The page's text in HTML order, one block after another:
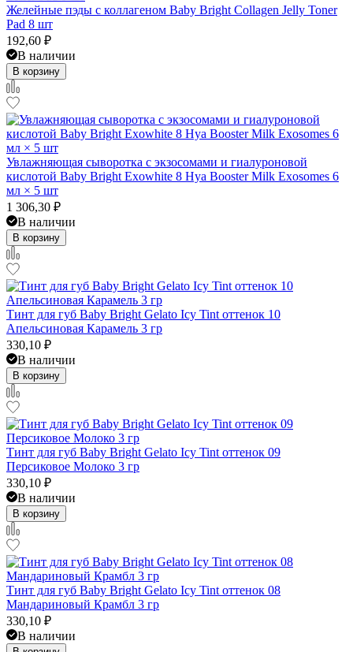
Желейные пэды с коллагеном Baby Bright Collagen Jelly Toner
Pad 8 шт
192,60 ₽
В наличии
В корзину
Увлажняющая сыворотка с экзосомами и гиалуроновой
кислотой Baby Bright Exowhite 8 Hya Booster Milk Exosomes 6
мл × 5 шт
1 306,30 ₽
В наличии
В корзину
Тинт для губ Baby Bright Gelato Icy Tint оттенок 10
Апельсиновая Карамель 3 гр
330,10 ₽
В наличии
В корзину
Тинт для губ Baby Bright Gelato Icy Tint оттенок 09
Персиковое Молоко 3 гр
330,10 ₽
В наличии
В корзину
Тинт для губ Baby Bright Gelato Icy Tint оттенок 08
Мандариновый Крамбл 3 гр
330,10 ₽
В наличии